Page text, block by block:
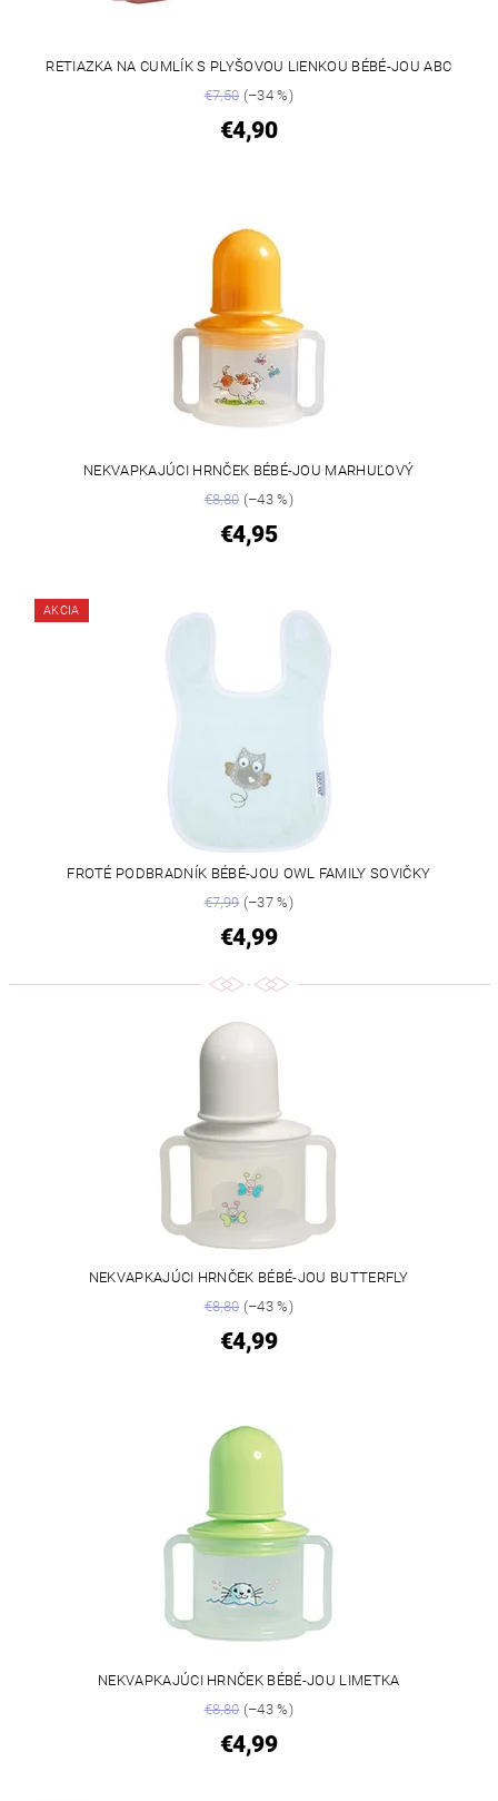
RETIAZKA NA CUMLÍK S PLYŠOVOU LIENKOU BÉBÉ-JOU ABC
€7,50(–34 %)
€4,90
NEKVAPKAJÚCI HRNČEK BÉBÉ-JOU MARHUĽOVÝ
€8,80(–43 %)
€4,95
AKCIA
FROTÉ PODBRADNÍK BÉBÉ-JOU OWL FAMILY SOVIČKY
€7,99(–37 %)
€4,99
NEKVAPKAJÚCI HRNČEK BÉBÉ-JOU BUTTERFLY
€8,80(–43 %)
€4,99
NEKVAPKAJÚCI HRNČEK BÉBÉ-JOU LIMETKA
€8,80(–43 %)
€4,99